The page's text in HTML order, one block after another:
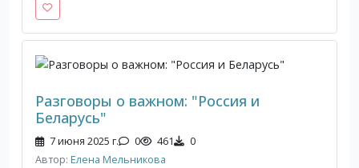
Разговоры о важном: "Россия и
Беларусь"
7 июня 2025 г. 0 461 0
Автор: Елена Мельникова